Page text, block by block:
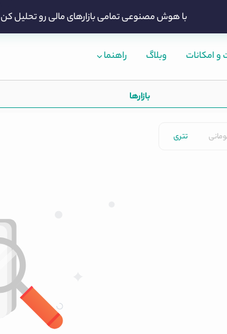
با هوش مصنوعی تمامی بازارهای مالی رو تحلیل کن
امکانات وبلاگ راهنما
بازارها
تتری